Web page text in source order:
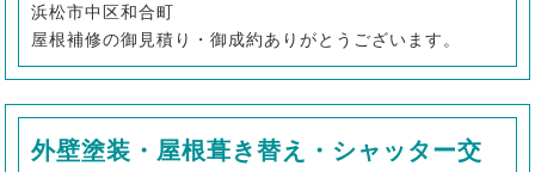
浜松市中区和合町
屋根補修の御見積り・御成約ありがとうございます。
外壁塗装・屋根葺き替え・シャッター交